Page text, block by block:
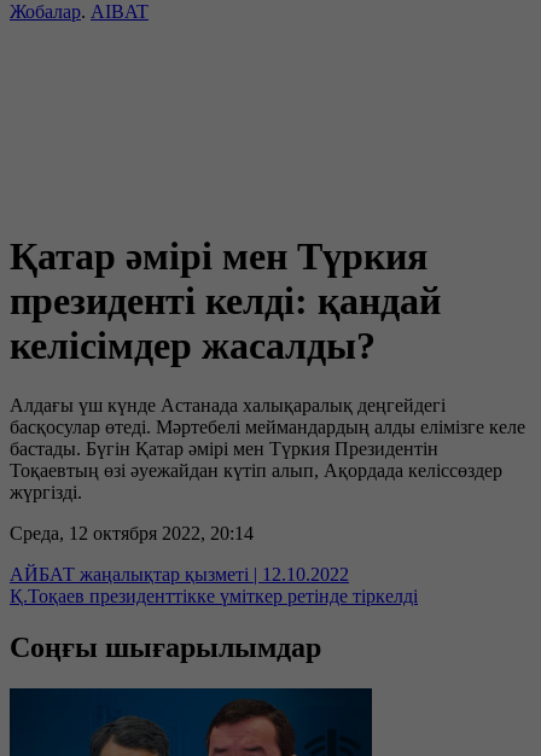
Жобалар. AIBAT
Қатар әмірі мен Түркия
президенті келді: қандай
келісімдер жасалды?
Алдағы үш күнде Астанада халықаралық деңгейдегі
басқосулар өтеді. Мәртебелі меймандардың алды елімізге келе
бастады. Бүгін Қатар әмірі мен Түркия Президентін
Тоқаевтың өзі әуежайдан күтіп алып, Ақордада келіссөздер
жүргізді.
Среда, 12 октября 2022, 20:14
АЙБАТ жаңалықтар қызметі | 12.10.2022
Қ.Тоқаев президенттікке үміткер ретінде тіркелді
Соңғы шығарылымдар